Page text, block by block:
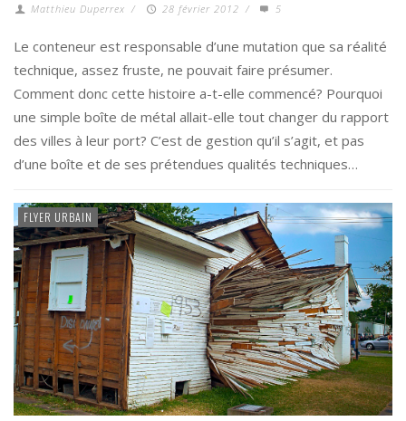
Matthieu Duperrex / 28 février 2012 / 5
Le conteneur est responsable d’une mutation que sa réalité
technique, assez fruste, ne pouvait faire présumer.
Comment donc cette histoire a-t-elle commencé? Pourquoi
une simple boîte de métal allait-elle tout changer du rapport
des villes à leur port? C’est de gestion qu’il s’agit, et pas
d’une boîte et de ses prétendues qualités techniques…
FLYER URBAIN